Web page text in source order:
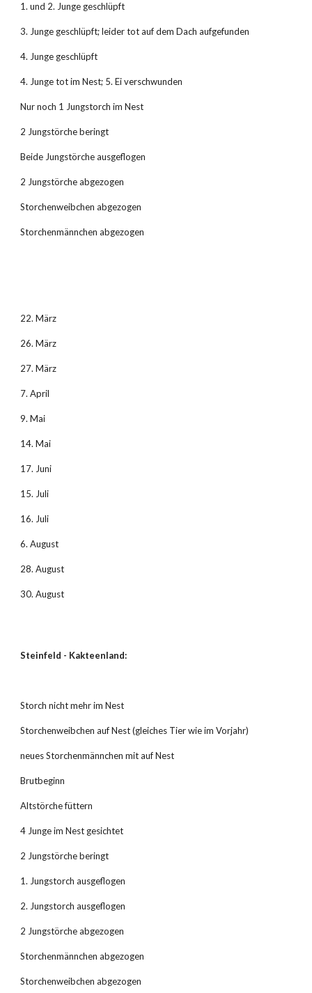
1. und 2. Junge geschlüpft
3. Junge geschlüpft; leider tot auf dem Dach aufgefunden
4. Junge geschlüpft
4. Junge tot im Nest; 5. Ei verschwunden
Nur noch 1 Jungstorch im Nest
2 Jungstörche beringt
Beide Jungstörche ausgeflogen
2 Jungstörche abgezogen
Storchenweibchen abgezogen
Storchenmännchen abgezogen
22. März
26. März
27. März
7. April
9. Mai
14. Mai
17. Juni
15. Juli
16. Juli
6. August
28. August
30. August
Steinfeld - Kakteenland:
Storch nicht mehr im Nest
Storchenweibchen auf Nest (gleiches Tier wie im Vorjahr)
neues Storchenmännchen mit auf Nest
Brutbeginn
Altstörche füttern
4 Junge im Nest gesichtet
2 Jungstörche beringt
1. Jungstorch ausgeflogen
2. Jungstorch ausgeflogen
2 Jungstörche abgezogen
Storchenmännchen abgezogen
Storchenweibchen abgezogen